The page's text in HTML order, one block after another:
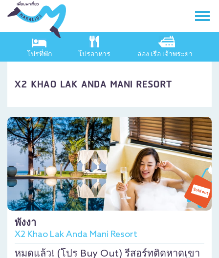
โปรที่พัก โปรอาหาร ล่อง เรือ เจ้าพระยา
X2 KHAO LAK ANDA MANI RESORT
พังงา
X2 Khao Lak Anda Mani Resort
หมดแล้ว! (โปร Buy Out) รีสอร์ทติดหาดเขา